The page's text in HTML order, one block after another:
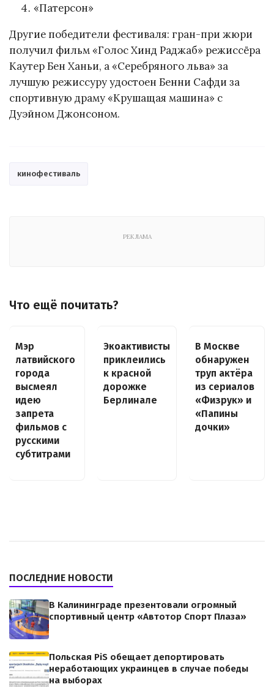
«Патерсон»
Другие победители фестиваля: гран-при жюри
получил фильм «Голос Хинд Раджаб» режиссёра
Каутер Бен Ханьи, а «Серебряного льва» за
лучшую режиссуру удостоен Бенни Сафди за
спортивную драму «Крушащая машина» с
Дуэйном Джонсоном.
кинофестиваль
РЕКЛАМА
Что ещё почитать?
Мэр
латвийского
города
высмеял
идею
запрета
фильмов с
русскими
субтитрами
Экоактивисты
приклеились
к красной
дорожке
Берлинале
В Москве
обнаружен
труп актёра
из сериалов
«Физрук» и
«Папины
дочки»
ПОСЛЕДНИЕ НОВОСТИ
В Калининграде презентовали огромный
спортивный центр «Автотор Спорт Плаза»
Польская PiS обещает депортировать
неработающих украинцев в случае победы
на выборах